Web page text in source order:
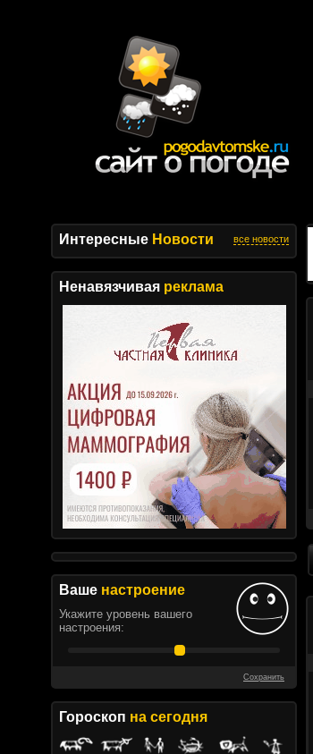
Интересные Новости все новости
Ненавязчивая реклама
Ваше настроение
Укажите уровень вашего
настроения:
Сохранить
Гороскоп на сегодня